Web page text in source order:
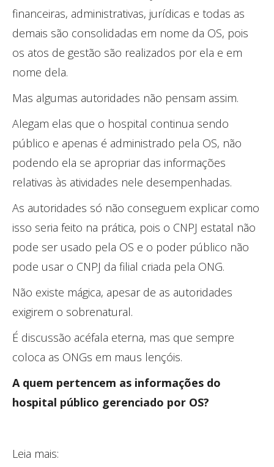
financeiras, administrativas, jurídicas e todas as
demais são consolidadas em nome da OS, pois
os atos de gestão são realizados por ela e em
nome dela.
Mas algumas autoridades não pensam assim.
Alegam elas que o hospital continua sendo
público e apenas é administrado pela OS, não
podendo ela se apropriar das informações
relativas às atividades nele desempenhadas.
As autoridades só não conseguem explicar como
isso seria feito na prática, pois o CNPJ estatal não
pode ser usado pela OS e o poder público não
pode usar o CNPJ da filial criada pela ONG.
Não existe mágica, apesar de as autoridades
exigirem o sobrenatural.
É discussão acéfala eterna, mas que sempre
coloca as ONGs em maus lençóis.
A quem pertencem as informações do
hospital público gerenciado por OS?
Leia mais: